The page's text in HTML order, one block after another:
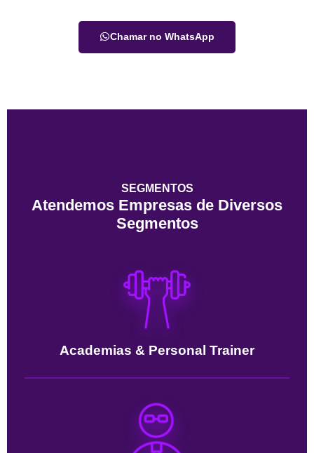
Chamar no WhatsApp
SEGMENTOS
Atendemos Empresas de Diversos
Segmentos
Academias & Personal Trainer